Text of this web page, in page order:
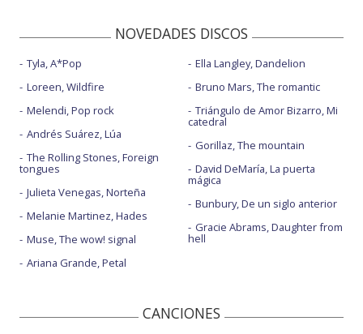
NOVEDADES DISCOS
Tyla, A*Pop
Loreen, Wildfire
Melendi, Pop rock
Andrés Suárez, Lúa
The Rolling Stones, Foreign
tongues
Julieta Venegas, Norteña
Melanie Martinez, Hades
Muse, The wow! signal
Ariana Grande, Petal
Ella Langley, Dandelion
Bruno Mars, The romantic
Triángulo de Amor Bizarro, Mi
catedral
Gorillaz, The mountain
David DeMaría, La puerta
mágica
Bunbury, De un siglo anterior
Gracie Abrams, Daughter from
hell
CANCIONES